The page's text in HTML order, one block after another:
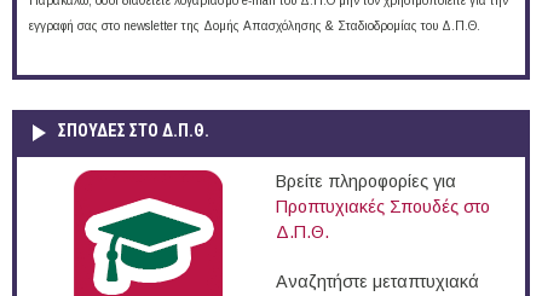
εγγραφή σας στο newsletter της Δομής Απασχόλησης & Σταδιοδρομίας του Δ.Π.Θ.
ΣΠΟΥΔΈΣ ΣΤΟ Δ.Π.Θ.
Βρείτε πληροφορίες για
Προπτυχιακές Σπουδές στο
Δ.Π.Θ.
Αναζητήστε μεταπτυχιακά